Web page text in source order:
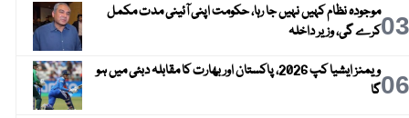
03موجودہ نظام کہیں نہیں جا رہا، حکومت اپنی آئینی مدت مکمل
کرے گی، وزیر داخلہ
06
ویمنز ایشیا کپ 2026، پاکستان اور بھارت کا مقابلہ دبئی میں ہو
گا